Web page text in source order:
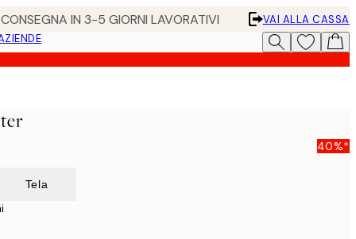
IN 3-5 GIORNI LAVORATIVI
VAI ALLA CASSA
40%*
Tela